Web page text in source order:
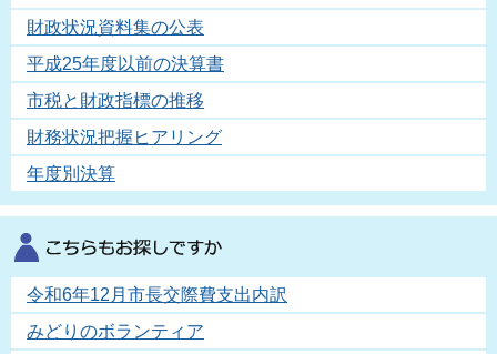
財政状況資料集の公表
平成25年度以前の決算書
市税と財政指標の推移
財務状況把握ヒアリング
年度別決算
令和6年12月市長交際費支出内訳
みどりのボランティア